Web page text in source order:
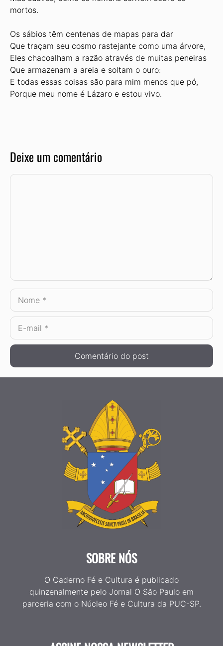
mortos.
Os sábios têm centenas de mapas para dar
Que traçam seu cosmo rastejante como uma árvore,
Eles chacoalham a razão através de muitas peneiras
Que armazenam a areia e soltam o ouro:
E todas essas coisas são para mim menos que pó,
Porque meu nome é Lázaro e estou vivo.
Deixe um comentário
Comentário
Nome
E-
mail
SOBRE NÓS
O Caderno Fé e Cultura é publicado
quinzenalmente pelo Jornal O São Paulo em
parceria com o Núcleo Fé e Cultura da PUC-SP.